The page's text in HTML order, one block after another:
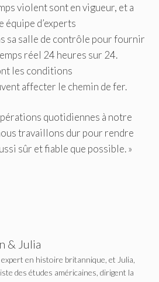
violent sont en vigueur, et a
d’experts
sa salle de contrôle pour fournir
réel 24 heures sur 24.
les conditions
affecter le chemin de fer.
quotidiennes à notre
travaillons dur pour rendre
sûr et fiable que possible. »
& Julia
expert en histoire britannique, et Julia,
des études américaines, dirigent la